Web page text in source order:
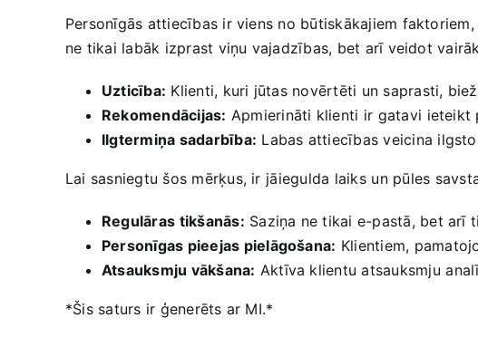
Personīgās attiecības​ ir viens no būtiskākajiem
ne tikai labāk izprast viņu vajadzības, bet​ arī veidot
Uzticība: Klienti, kuri jūtas novērtēti un ​saprasti,
Rekomendācijas: Apmierināti klienti ir ⁤gatavi⁢ ieteikt
Ilgtermiņa​ sadarbība: Labas attiecības veicina
Lai sasniegtu šos mērķus, ir ⁢jāiegulda laiks⁢ un ⁤pūles
Regulāras ⁣tikšanās: Saziņa ne tikai e-pastā, bet arī
Personīgas pieejas pielāgošana: ⁢Klientiem,
Atsauksmju vākšana: Aktīva klientu atsauksmju⁤
*Šis saturs ir ģenerēts ar MI.*